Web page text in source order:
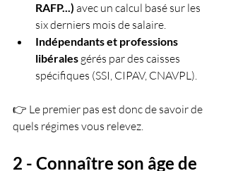
RAFP...) avec un calcul basé sur les
six derniers mois de salaire.
Indépendants et professions
libérales gérés par des caisses
spécifiques (SSI, CIPAV, CNAVPL).
👉 Le premier pas est donc de savoir de
quels régimes vous relevez.
2 - Connaître son âge de